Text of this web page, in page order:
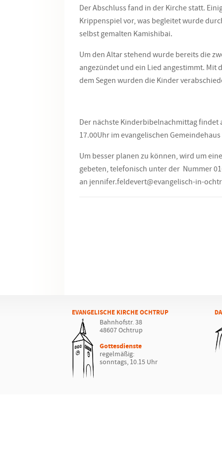
Der Abschluss fand in der Kirche statt.
Krippenspiel vor, was begleitet wurde
selbst gemalten Kamishibai.
Um den Altar stehend wurde bereits die
angezündet und ein Lied angestimmt. Mit
dem Segen wurden die Kinder
Der nächste Kinderbibelnachmittag findet
17.00Uhr im evangelischen
Um besser planen zu können, wird um
gebeten, telefonisch unter der Nummer
an jennifer.feldevert@evangelisch-in-
EVANGELISCHE KIRCHE OCHTRUP
Bahnhofstr. 38
48607 Ochtrup
Gottesdienste
regelmäßig:
sonntags, 10.15 Uhr